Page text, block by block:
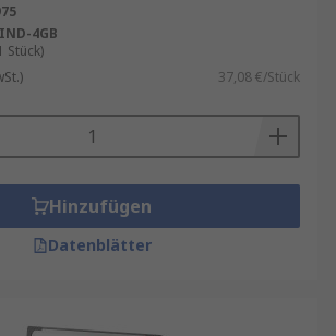
zu anderen
microSD-Karten im Consumer-
punkten CF-Karten durch
und Geschwindigkeit. Für
bei denen
4GB
Stück)
37,08 €/Stück
Hinzufügen
Datenblätter